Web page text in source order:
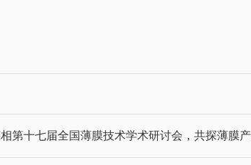
第十七届全国薄膜技术学术研讨会，共探薄膜